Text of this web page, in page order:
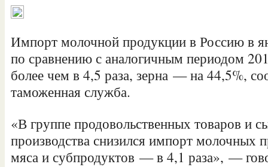
Импорт молочной продукции в Россию в
по сравнению с аналогичным периодом
более чем в 4,5 раза, зерна — на 44,5%,
таможенная служба.
«В группе продовольственных товаров и
производства снизился импорт молочных
мяса и субпродуктов — в 4,1 раза», —